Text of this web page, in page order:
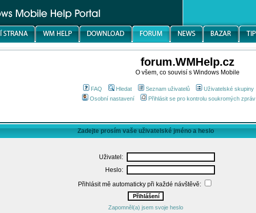
forum.WMHelp.cz
O všem, co souvisí s Windows Mobile
FAQ Hledat Seznam uživatelů Uživatelské skupiny
Osobní nastavení
Přihlásit se pro kontrolu soukromých zpráv
Zadejte prosím vaše uživatelské jméno a heslo
Uživatel:
Heslo:
Přihlásit mě automaticky při každé návštěvě:
Zapomněl(a) jsem svoje heslo